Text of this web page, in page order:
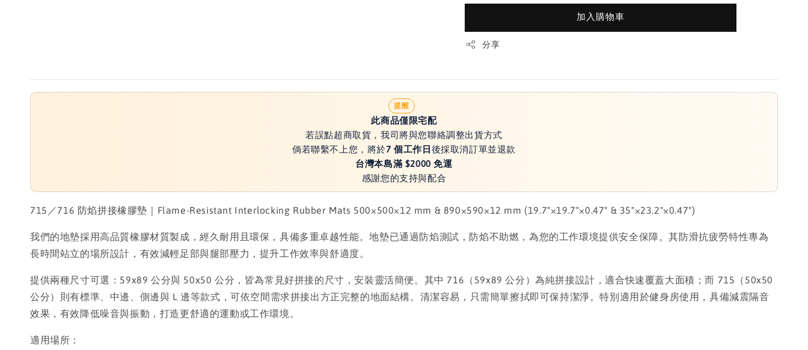
加入購物車
分享
提醒
此商品僅限宅配
若誤點超商取貨，我司將與您聯絡調整出貨方式
倘若聯繫不上您，將於7 個工作日 後採取消訂單並退款
台灣本島滿 $2000 免運
感謝您的支持與配合
715／716 防焰拼接橡膠墊｜Flame-Resistant Interlocking Rubber Mats 500×500×12 mm & 890×590×12 mm (19.7"×19.7"×0.47" & 35"×23.2"×0.47")
我們的地墊採用高品質橡膠材質製成，經久耐用且環保，具備多重卓越性能。地墊已通過防焰測試，防焰不助燃，為您的工作環境提供安全保障。其防滑抗疲勞特性專為
長時間站立的場所設計，有效減輕足部與腿部壓力，提升工作效率與舒適度。
提供兩種尺寸可選：59x89 公分與 50x50 公分，皆為常見好拼接的尺寸，安裝靈活簡便。其中 716（59x89 公分）為純拼接設計，適合快速覆蓋大面積；而 715（50x50
公分）則有標準、中邊、側邊與 L 邊等款式，可依空間需求拼接出方正完整的地面結構。清潔容易，只需簡單擦拭即可保持潔淨。特別適用於健身房使用，具備減震隔音
效果，有效降低噪音與振動，打造更舒適的運動或工作環境。
適用場所：